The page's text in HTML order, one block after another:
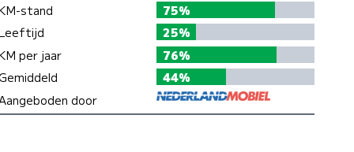
stand
75%
25%
per jaar
76%
44%
door